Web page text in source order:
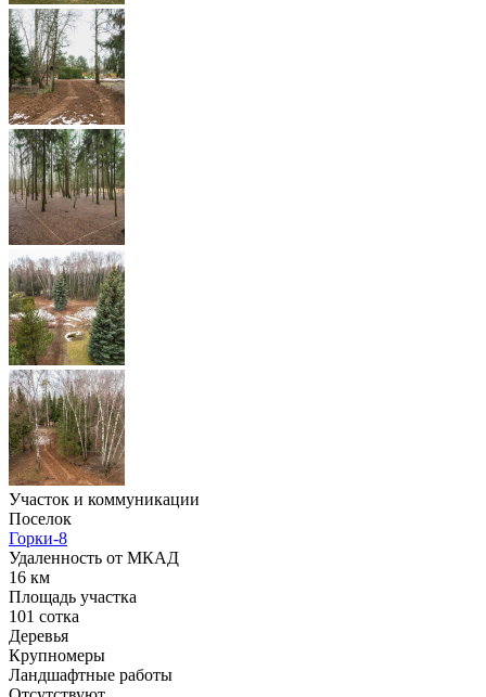
Участок и коммуникации
Поселок
Горки-8
Удаленность от МКАД
16 км
Площадь участка
101 сотка
Деревья
Крупномеры
Ландшафтные работы